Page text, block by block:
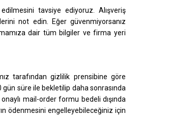
tavsiye ediyoruz. Alışveriş
not edin. Eğer güvenmiyorsanız
dair tüm bilgiler ve firma yeri
tarafından gizlilik prensibine göre
gün süre ile bekletilip daha sonrasında
mail-order formu bedeli dışında
ödenmesini engelleyebileceğiniz için